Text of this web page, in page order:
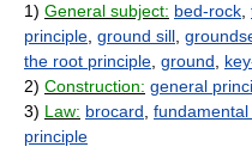
1) General subject: bed-rock
principle ground sill
the root principle ground
2) Construction: general
3) Law: brocard
principle